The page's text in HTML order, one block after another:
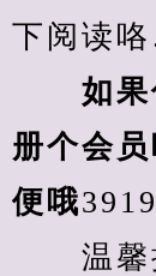
下阅读
如果你
册个会
便哦
温馨提